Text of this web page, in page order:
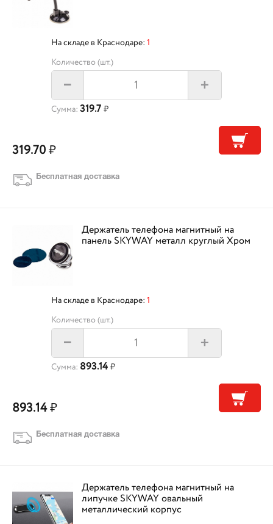
На складе в Краснодаре: 1
Количество (шт.)
– +
Сумма: 319.7 ₽
319.70₽
Бесплатная доставка
Держатель телефона магнитный на
панель SKYWAY металл круглый Хром
На складе в Краснодаре: 1
Количество (шт.)
– +
Сумма: 893.14 ₽
893.14₽
Бесплатная доставка
Держатель телефона магнитный на
липучке SKYWAY овальный
металлический корпус